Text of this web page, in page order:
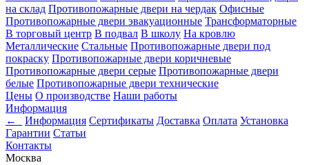
на склад Противопожарные двери на чердак Офисные
Противопожарные двери эвакуационные Трансформаторные
В торговый центр В подвал В школу На кровлю
Металлические Стальные Противопожарные двери под
покраску Противопожарные двери коричневые
Противопожарные двери серые Противопожарные двери
белые Противопожарные двери технические
Цены О производстве Наши работы
Информация
←
Информация Сертификаты Доставка Оплата Установка
Гарантии Статьи
Контакты
Москва